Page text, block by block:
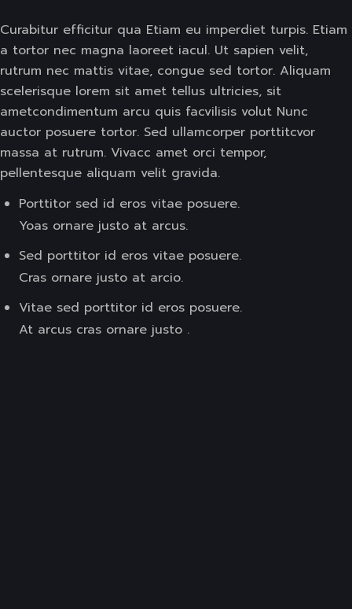
Curabitur efficitur qua Etiam eu imperdiet turpis. Etiam
a tortor nec magna laoreet iacul. Ut sapien velit,
rutrum nec mattis vitae, congue sed tortor. Aliquam
scelerisque lorem sit amet tellus ultricies, sit
ametcondimentum arcu quis facvilisis volut Nunc
auctor posuere tortor. Sed ullamcorper porttitcvor
massa at rutrum. Vivacc amet orci tempor,
pellentesque aliquam velit gravida.
Porttitor sed id eros vitae posuere.
Yoas ornare justo at arcus.
Sed porttitor id eros vitae posuere.
Cras ornare justo at arcio.
Vitae sed porttitor id eros posuere.
At arcus cras ornare justo .